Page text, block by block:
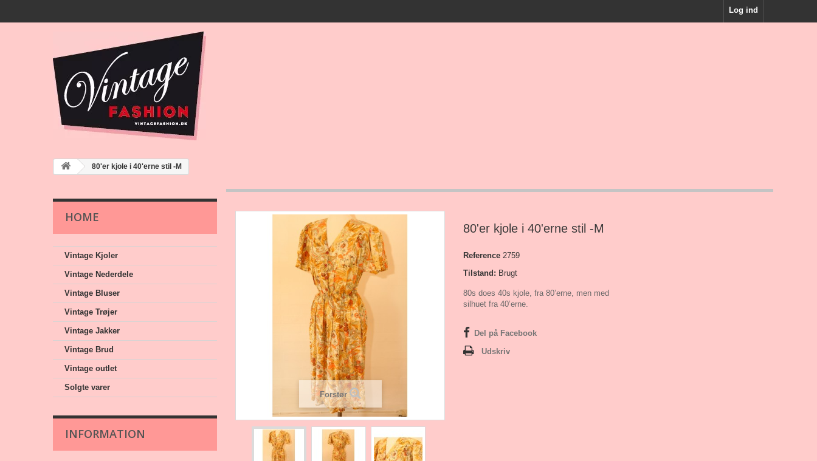
Log ind
80'er kjole i 40'erne stil -M
HOME
Vintage Kjoler
Vintage Nederdele
Vintage Bluser
Vintage Trøjer
Vintage Jakker
Vintage Brud
Vintage outlet
Solgte varer
INFORMATION
Forstør
80'er kjole i 40'erne stil -M
Reference 2759
Tilstand: Brugt
80s does 40s kjole, fra 80’erne, men med
silhuet fra 40’erne.
Del på Facebook
Udskriv